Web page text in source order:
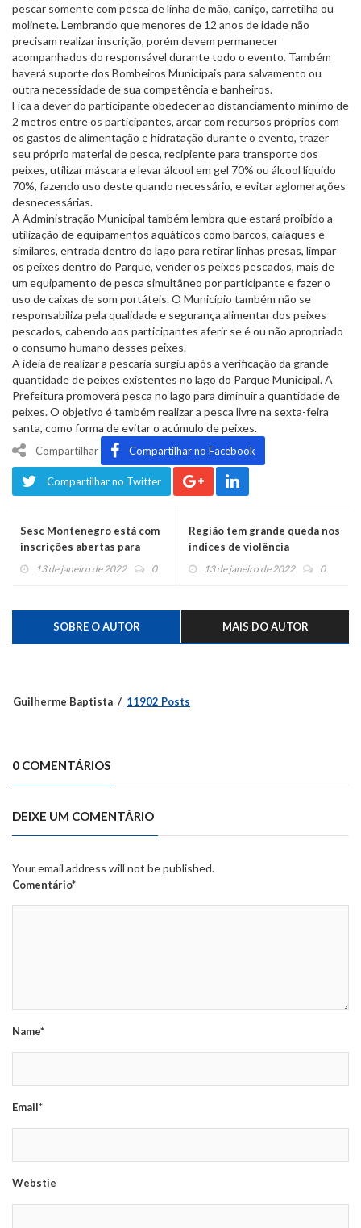
pescar somente com pesca de linha de mão, caniço, carretilha ou
molinete. Lembrando que menores de 12 anos de idade não
precisam realizar inscrição, porém devem permanecer
acompanhados do responsável durante todo o evento. Também
haverá suporte dos Bombeiros Municipais para salvamento ou
outra necessidade de sua competência e banheiros.
Fica a dever do participante obedecer ao distanciamento mínimo de
2 metros entre os participantes, arcar com recursos próprios com
os gastos de alimentação e hidratação durante o evento, trazer
seu próprio material de pesca, recipiente para transporte dos
peixes, utilizar máscara e levar álcool em gel 70% ou álcool líquido
70%, fazendo uso deste quando necessário, e evitar aglomerações
desnecessárias.
A Administração Municipal também lembra que estará proibido a
utilização de equipamentos aquáticos como barcos, caiaques e
similares, entrada dentro do lago para retirar linhas presas, limpar
os peixes dentro do Parque, vender os peixes pescados, mais de
um equipamento de pesca simultâneo por participante e fazer o
uso de caixas de som portáteis. O Município também não se
responsabiliza pela qualidade e segurança alimentar dos peixes
pescados, cabendo aos participantes aferir se é ou não apropriado
o consumo humano desses peixes.
A ideia de realizar a pescaria surgiu após a verificação da grande
quantidade de peixes existentes no lago do Parque Municipal. A
Prefeitura promoverá pesca no lago para diminuir a quantidade de
peixes. O objetivo é também realizar a pesca livre na sexta-feira
santa, como forma de evitar o acúmulo de peixes.
Compartilhar Compartilhar no Facebook
Compartilhar no Twitter
Sesc Montenegro está com
inscrições abertas para
projeto Brincando nas Férias
13 de janeiro de 2022 0
Região tem grande queda nos
índices de violência
13 de janeiro de 2022 0
SOBRE O AUTOR MAIS DO AUTOR
Guilherme Baptista 11902 Posts
0 COMENTÁRIOS
DEIXE UM COMENTÁRIO
Your email address will not be published.
Comentário*
Name*
Email*
Webstie